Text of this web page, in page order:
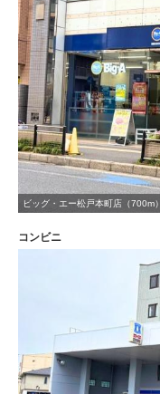
ビッグ・エー松戸本町店（700m）
コンビニ